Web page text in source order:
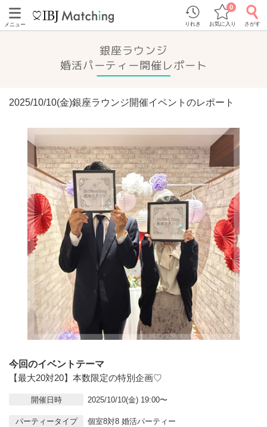
メニュー りれき お気に入り
0
さがす
銀座ラウンジ
婚活パーティー開催レポート
2025/10/10(金)銀座ラウンジ開催イベントのレポート
今回のイベントテーマ
【最大20対20】本数限定の特別企画♡
開催日時 2025/10/10(金) 19:00〜
パーティータイプ 個室8対8 婚活パーティー